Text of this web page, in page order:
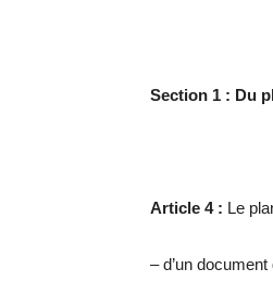
Section 1 :
Article 4 : Le
– d’un